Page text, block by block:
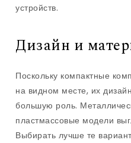
устройств.
Дизайн и
Поскольку компактные
на видном месте, их
большую роль.
пластмассовые модели
Выбирать лучше те